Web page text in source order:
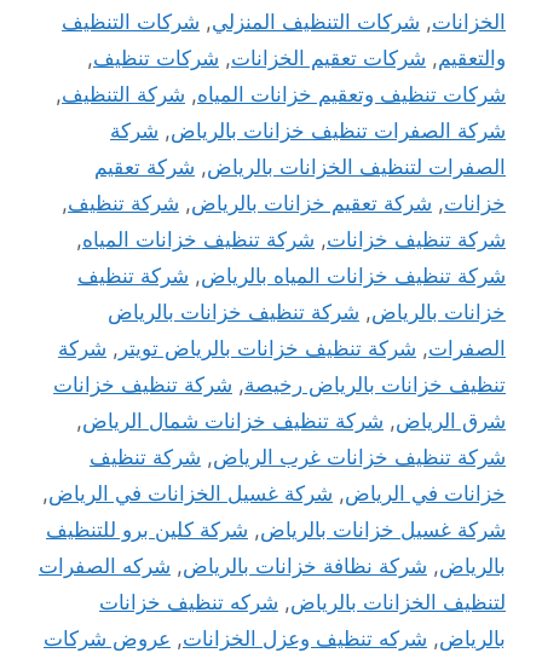
الخزانات, شركات التنظيف المنزلي, شركات التنظيف
والتعقيم, شركات تعقيم الخزانات, شركات تنظيف,
شركات تنظيف وتعقيم خزانات المياه, شركة التنظيف,
شركة الصفرات تنظيف خزانات بالرياض, شركة
الصفرات لتنظيف الخزانات بالرياض, شركة تعقيم
خزانات, شركة تعقيم خزانات بالرياض, شركة تنظيف,
شركة تنظيف خزانات, شركة تنظيف خزانات المياه,
شركة تنظيف خزانات المياه بالرياض, شركة تنظيف
خزانات بالرياض, شركة تنظيف خزانات بالرياض
الصفرات, شركة تنظيف خزانات بالرياض تويتر , شركة
تنظيف خزانات بالرياض رخيصة, شركة تنظيف خزانات
شرق الرياض, شركة تنظيف خزانات شمال الرياض,
شركة تنظيف خزانات غرب الرياض, شركة تنظيف
خزانات في الرياض, شركة غسيل الخزانات في الرياض,
شركة غسيل خزانات بالرياض, شركة كلين برو للتنظيف
بالرياض, شركة نظافة خزانات بالرياض, شركه الصفرات
لتنظيف الخزانات بالرياض, شركه تنظيف خزانات
بالرياض, شركه تنظيف وعزل الخزانات, عروض شركات